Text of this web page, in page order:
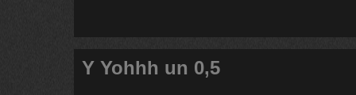
Y Yohhh un 0,5